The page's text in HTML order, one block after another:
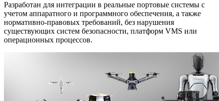
Разработан для интеграции в реальные портовые системы с
учетом аппаратного и программного обеспечения, а также
нормативно-правовых требований, без нарушения
существующих систем безопасности, платформ VMS или
операционных процессов.